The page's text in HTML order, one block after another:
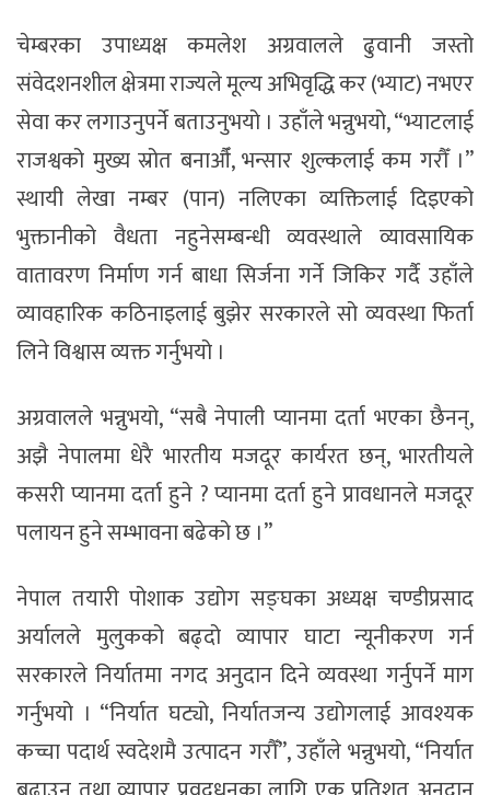
चेम्बरका उपाध्यक्ष कमलेश अग्रवालले ढुवानी जस्तो
संवेदशनशील क्षेत्रमा राज्यले मूल्य अभिवृद्धि कर (भ्याट) नभएर
सेवा कर लगाउनुपर्ने बताउनुभयो । उहाँले भन्नुभयो, “भ्याटलाई
राजश्वको मुख्य स्रोत बनाऔँ, भन्सार शुल्कलाई कम गरौँ ।”
स्थायी लेखा नम्बर (पान) नलिएका व्यक्तिलाई दिइएको
भुक्तानीको वैधता नहुनेसम्बन्धी व्यवस्थाले व्यावसायिक
वातावरण निर्माण गर्न बाधा सिर्जना गर्ने जिकिर गर्दै उहाँले
व्यावहारिक कठिनाइलाई बुझेर सरकारले सो व्यवस्था फिर्ता
लिने विश्वास व्यक्त गर्नुभयो ।
अग्रवालले भन्नुभयो, “सबै नेपाली प्यानमा दर्ता भएका छैनन्,
अझै नेपालमा धेरै भारतीय मजदूर कार्यरत छन्, भारतीयले
कसरी प्यानमा दर्ता हुने ? प्यानमा दर्ता हुने प्रावधानले मजदूर
पलायन हुने सम्भावना बढेको छ ।”
नेपाल तयारी पोशाक उद्योग सङ्घका अध्यक्ष चण्डीप्रसाद
अर्यालले मुलुकको बढ्दो व्यापार घाटा न्यूनीकरण गर्न
सरकारले निर्यातमा नगद अनुदान दिने व्यवस्था गर्नुपर्ने माग
गर्नुभयो । “निर्यात घट्यो, निर्यातजन्य उद्योगलाई आवश्यक
कच्चा पदार्थ स्वदेशमै उत्पादन गरौँ”, उहाँले भन्नुभयो, “निर्यात